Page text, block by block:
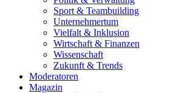
Sport & Teambuilding
Unternehmertum
Vielfalt & Inklusion
Wirtschaft & Finanzen
Wissenschaft
Zukunft & Trends
Moderatoren
Magazin